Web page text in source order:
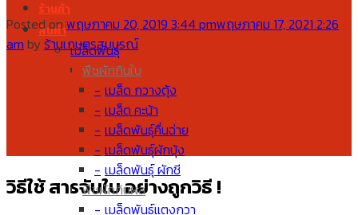
ร้านค้า
สินค้า
เมล็ดพันธุ์
พืชผักกินใบ
เมล็ด กวางตุ้ง
เมล็ด คะน้า
เมล็ดพันธุ์คื่นฉ่าย
เมล็ดพันธุ์ผักบุ้ง
เมล็ดพันธุ์ ผักชี
พืชผักกินผล
เมล็ดพันธุ์แตงกวา
Posted onพฤษภาคม 20, 2019 3:44 pmพฤษภาคม 17, 2021 2:26
am byร้านเกษตรสมบูรณ์
วิธีใช้ สารจับใบอย่างถูกวิธี !